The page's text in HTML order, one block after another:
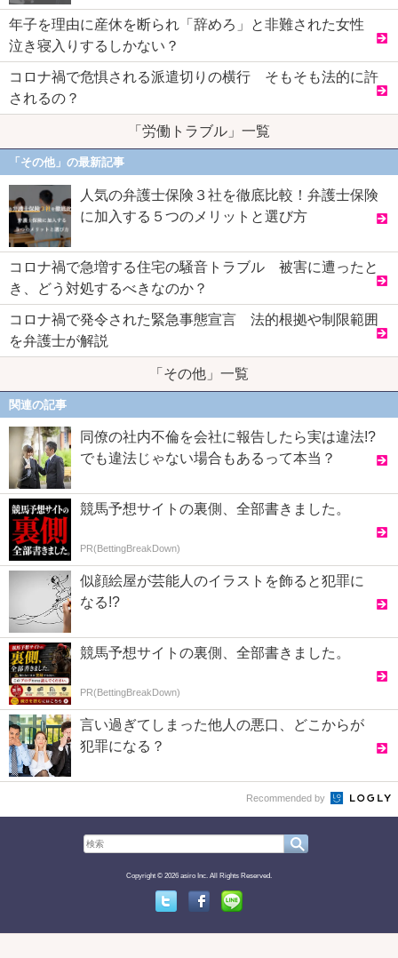
年子を理由に産休を断られ「辞めろ」と非難された女性
泣き寝入りするしかない？
コロナ禍で危惧される派遣切りの横行 そもそも法的に許
されるの？
「労働トラブル」一覧
「その他」の最新記事
人気の弁護士保険３社を徹底比較！弁護士保険
に加入する５つのメリットと選び方
コロナ禍で急増する住宅の騒音トラブル 被害に遭ったと
き、どう対処するべきなのか？
コロナ禍で発令された緊急事態宣言 法的根拠や制限範囲
を弁護士が解説
「その他」一覧
関連の記事
同僚の社内不倫を会社に報告したら実は違法!?
でも違法じゃない場合もあるって本当？
競馬予想サイトの裏側、全部書きました。
PR(BettingBreakDown)
似顔絵屋が芸能人のイラストを飾ると犯罪に
なる!?
競馬予想サイトの裏側、全部書きました。
PR(BettingBreakDown)
言い過ぎてしまった他人の悪口、どこからが
犯罪になる？
Recommended by
Copyright © 2026 asiro Inc. All Rights Reserved.